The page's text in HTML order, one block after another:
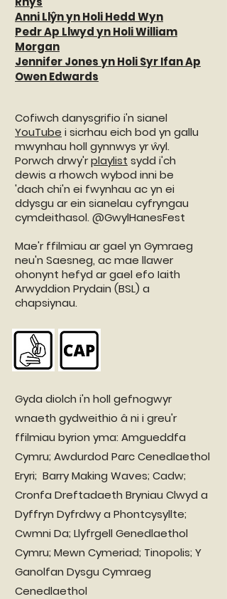
Anni Llŷn yn Holi Hedd Wyn
Pedr Ap Llwyd yn Holi William
Morgan
Jennifer Jones yn Holi Syr Ifan Ap
Owen Edwards
Cofiwch danysgrifio i'n sianel
YouTube i sicrhau eich bod yn gallu
mwynhau holl gynnwys yr ŵyl.
Porwch drwy'rplaylist sydd i'ch
dewis a rhowch wybod inni be
'dach chi'n ei fwynhau ac yn ei
ddysgu ar ein sianelau cyfryngau
cymdeithasol. @GwylHanesFest
Mae'r ffilmiau ar gael yn Gymraeg
neu'n Saesneg, ac mae llawer
ohonynt hefyd ar gael efo Iaith
Arwyddion Prydain (BSL) a
chapsiynau.
Gyda diolch i'n holl gefnogwyr
wnaeth gydweithio â ni i greu'r
ffilmiau byrion yma: Amgueddfa
Cymru; Awdurdod Parc Cenedlaethol
Eryri; Barry Making Waves; Cadw;
Cronfa Dreftadaeth Bryniau Clwyd a
Dyffryn Dyfrdwy a Phontcysyllte;
Cwmni Da; Llyfrgell Genedlaethol
Cymru; Mewn Cymeriad; Tinopolis; Y
Ganolfan Dysgu Cymraeg
Cenedlaethol